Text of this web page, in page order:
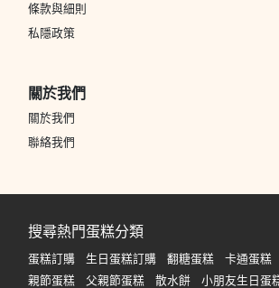
條款與細則
私隱政策
關於我們
關於我們
聯絡我們
搜尋熱門蛋糕分類
蛋糕訂購 生日蛋糕訂購 翻糖蛋糕 卡通蛋糕
親節蛋糕
父親節蛋糕 散水餅 小朋友生日蛋